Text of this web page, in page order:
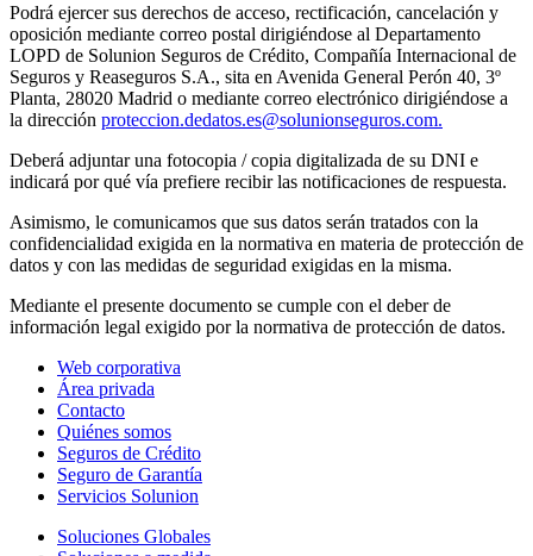
Podrá ejercer sus derechos de acceso, rectificación, cancelación y
oposición mediante correo postal dirigiéndose al Departamento
LOPD de Solunion Seguros de Crédito, Compañía Internacional de
Seguros y Reaseguros S.A., sita en Avenida General Perón 40, 3º
Planta, 28020 Madrid o mediante correo electrónico dirigiéndose a
la dirección proteccion.dedatos.es@solunionseguros.com.
Deberá adjuntar una fotocopia / copia digitalizada de su DNI e
indicará por qué vía prefiere recibir las notificaciones de respuesta.
Asimismo, le comunicamos que sus datos serán tratados con la
confidencialidad exigida en la normativa en materia de protección de
datos y con las medidas de seguridad exigidas en la misma.
Mediante el presente documento se cumple con el deber de
información legal exigido por la normativa de protección de datos.
Web corporativa
Área privada
Contacto
Quiénes somos
Seguros de Crédito
Seguro de Garantía
Servicios Solunion
Soluciones Globales